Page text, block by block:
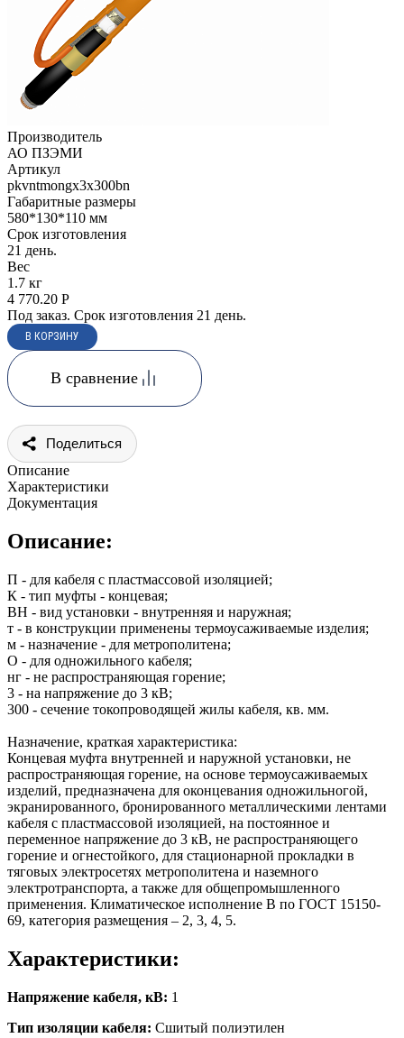
Производитель
АО ПЗЭМИ
Артикул
pkvntmongx3x300bn
Габаритные размеры
580*130*110 мм
Срок изготовления
21 день.
Вес
1.7 кг
4 770.20 Р
Под заказ. Срок изготовления 21 день.
В сравнение
Поделиться
Описание
Характеристики
Документация
Описание:
П - для кабеля с пластмассовой изоляцией;
К - тип муфты - концевая;
ВН - вид установки - внутренняя и наружная;
т - в конструкции применены термоусаживаемые изделия;
м - назначение - для метрополитена;
О - для одножильного кабеля;
нг - не распространяющая горение;
3 - на напряжение до 3 кВ;
300 - сечение токопроводящей жилы кабеля, кв. мм.
Назначение, краткая характеристика:
Концевая муфта внутренней и наружной установки, не
распространяющая горение, на основе термоусаживаемых
изделий, предназначена для оконцевания одножильногой,
экранированного, бронированного металлическими лентами
кабеля с пластмассовой изоляцией, на постоянное и
переменное напряжение до 3 кВ, не распространяющего
горение и огнестойкого, для стационарной прокладки в
тяговых электросетях метрополитена и наземного
электротранспорта, а также для общепромышленного
применения. Климатическое исполнение В по ГОСТ 15150-
69, категория размещения – 2, 3, 4, 5.
Характеристики:
Напряжение кабеля, кВ: 1
Тип изоляции кабеля: Сшитый полиэтилен